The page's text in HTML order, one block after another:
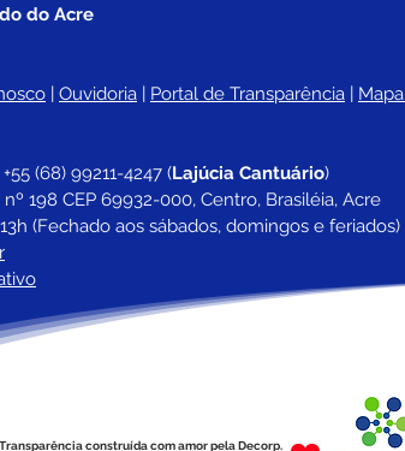
do Acre
| Ouvidoria | Portal de Transparência | Mapa
(68) 99211-4247 (Lajúcia Cantuário)
198 CEP 69932-000, Centro, Brasiléia, Acre
(Fechado aos sábados, domingos e feriados)
construída com amor pela Decorp.